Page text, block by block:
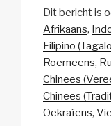
p
y
Li
n
k
Dit bericht is
Afrikaans
Filipino
Roemeens
Chinees
Chinees
Oekraïens